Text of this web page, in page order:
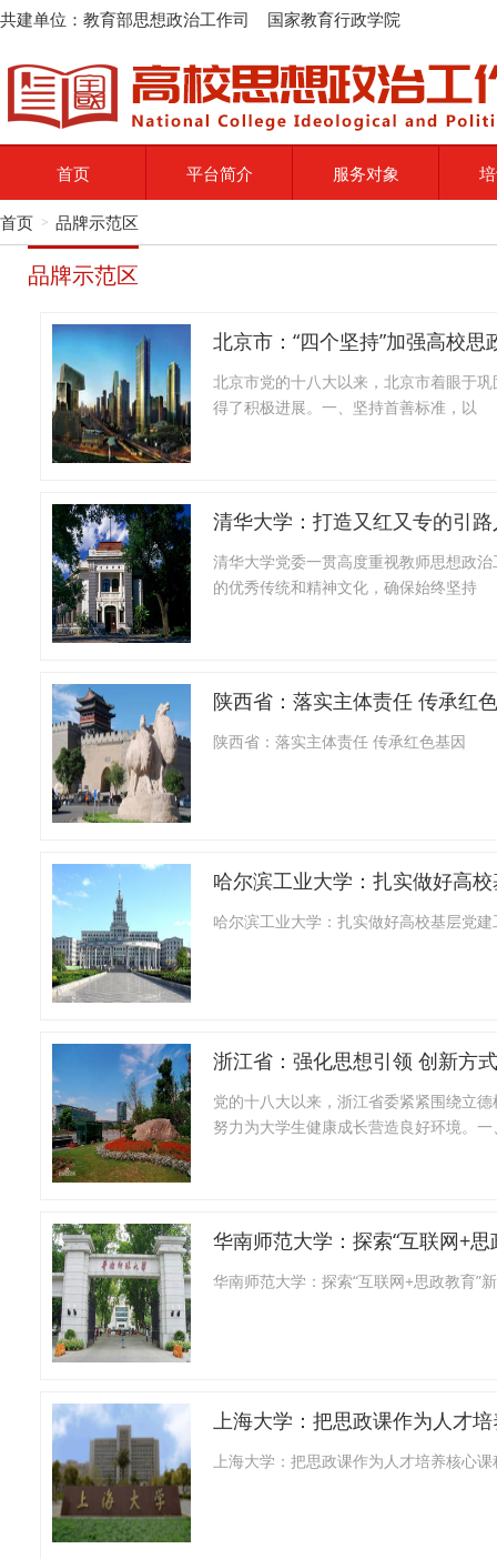
共建单位：教育部思想政治工作司 国家教育行政学院
首页 平台简介 服务对象
首页 > 品牌示范区
品牌示范区
北京市：“四个坚持”加强高校思
北京市党的十八大以来，北京市着眼于
得了积极进展。一、坚持首善标准，以
清华大学：打造又红又专的引路
清华大学党委一贯高度重视教师思想政
的优秀传统和精神文化，确保始终坚持
陕西省：落实主体责任 传承红
陕西省：落实主体责任 传承红色基因
哈尔滨工业大学：扎实做好高
哈尔滨工业大学：扎实做好高校基层党建
浙江省：强化思想引领 创新方
党的十八大以来，浙江省委紧紧围绕立
努力为大学生健康成长营造良好环境。一
华南师范大学：探索“互联网+思
华南师范大学：探索“互联网+思政教育”
上海大学：把思政课作为人才
上海大学：把思政课作为人才培养核心课